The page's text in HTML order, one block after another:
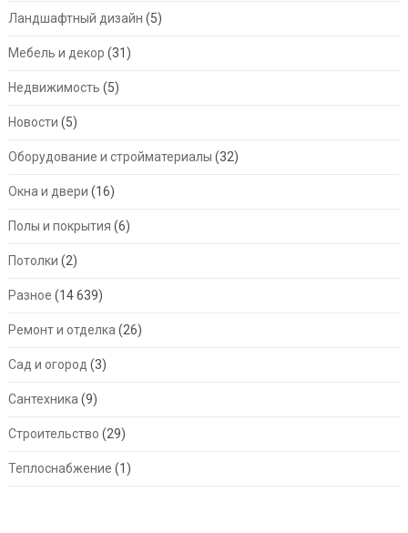
Ландшафтный дизайн (5)
Мебель и декор (31)
Недвижимость (5)
Новости (5)
Оборудование и стройматериалы (32)
Окна и двери (16)
Полы и покрытия (6)
Потолки (2)
Разное (14 639)
Ремонт и отделка (26)
Сад и огород (3)
Сантехника (9)
Строительство (29)
Теплоснабжение (1)